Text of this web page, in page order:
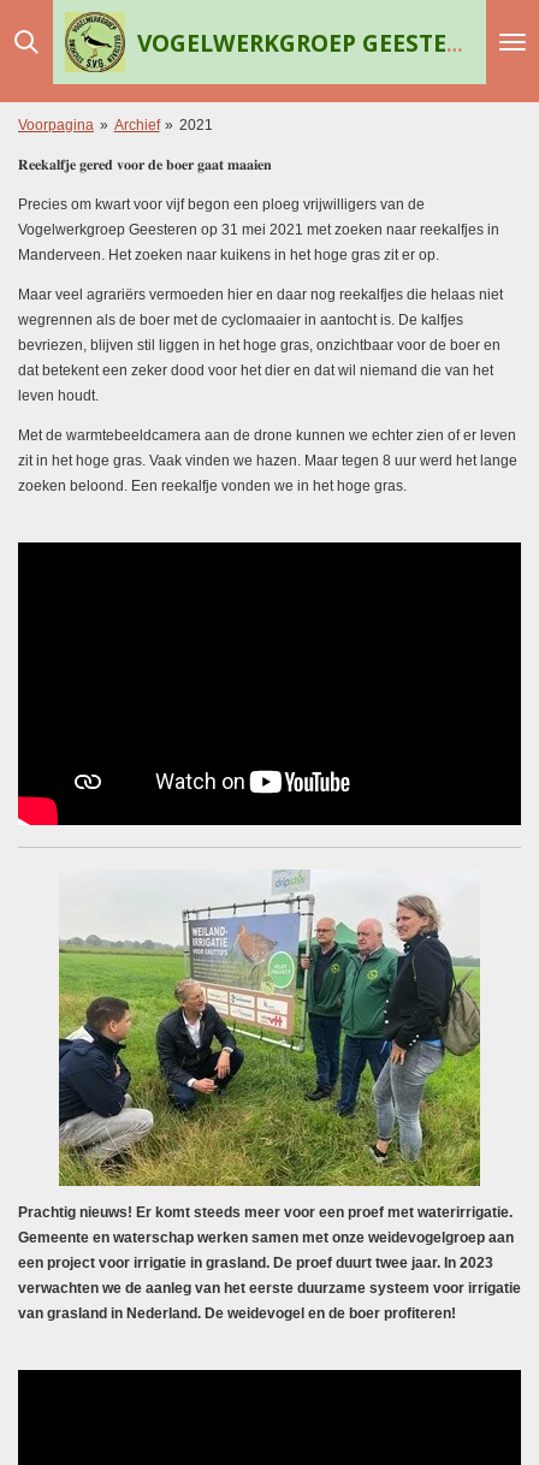
direct
de
hoofdinhoud
VOGELWERKGROEP GEESTEREN
Voorpagina » Archief » 2021
𝐑𝐞𝐞𝐤𝐚𝐥𝐟𝐣𝐞 𝐠𝐞𝐫𝐞𝐝 𝐯𝐨𝐨𝐫 𝐝𝐞 𝐛𝐨𝐞𝐫 𝐠𝐚𝐚𝐭 𝐦𝐚𝐚𝐢𝐞𝐧
Precies om kwart voor vijf begon een ploeg vrijwilligers van de
Vogelwerkgroep Geesteren op 31 mei 2021 met zoeken naar reekalfjes in
Manderveen. Het zoeken naar kuikens in het hoge gras zit er op.
Maar veel agrariërs vermoeden hier en daar nog reekalfjes die helaas niet
wegrennen als de boer met de cyclomaaier in aantocht is. De kalfjes
bevriezen, blijven stil liggen in het hoge gras, onzichtbaar voor de boer en
dat betekent een zeker dood voor het dier en dat wil niemand die van het
leven houdt.
Met de warmtebeeldcamera aan de drone kunnen we echter zien of er leven
zit in het hoge gras. Vaak vinden we hazen. Maar tegen 8 uur werd het lange
zoeken beloond. Een reekalfje vonden we in het hoge gras.
Prachtig nieuws! Er komt steeds meer voor een proef met waterirrigatie.
Gemeente en waterschap werken samen met onze weidevogelgroep aan
een project voor irrigatie in grasland. De proef duurt twee jaar. In 2023
verwachten we de aanleg van het eerste duurzame systeem voor irrigatie
van grasland in Nederland. De weidevogel en de boer profiteren!